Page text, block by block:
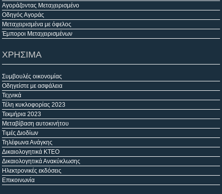
Αγοράζοντας Μεταχειρισμένο
Οδηγός Αγοράς
Μεταχειρισμένα με όφελος
Έμποροι Μεταχειρισμένων
ΧΡΗΣΙΜΑ
Συμβουλές οικονομίας
Οδηγείστε με ασφάλεια
Τεχνικά
Τέλη κυκλοφορίας 2023
Τεκμήρια 2023
Μεταβίβαση αυτοκινήτου
Τιμές Διοδίων
Τηλέφωνα Ανάγκης
Δικαιολογητικά ΚΤΕΟ
Δικαιολογητικά Ανακύκλωσης
Ηλεκτρονικές εκδόσεις
Επικοινωνία